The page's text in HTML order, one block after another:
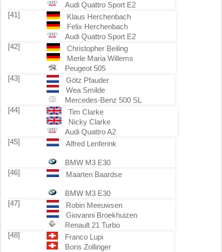
Audi Quattro Sport E2
[41]
Klaus Herchenbach
Felix Herchenbach
Audi Quattro Sport E2
[42]
Christopher Beiling
Merle Maria Willems
Peugeot 505
[43]
Götz Pfauder
Wea Smilde
Mercedes-Benz 500 SL
[44]
Tim Clarke
Nicky Clarke
Audi Quattro A2
[45]
Alfred Lenferink
BMW M3 E30
[46]
Maarten Baardse
BMW M3 E30
[47]
Robin Meeuwsen
Giovanni Broekhuizen
Renault 21 Turbo
[48]
Franco Lupi
Boris Zollinger